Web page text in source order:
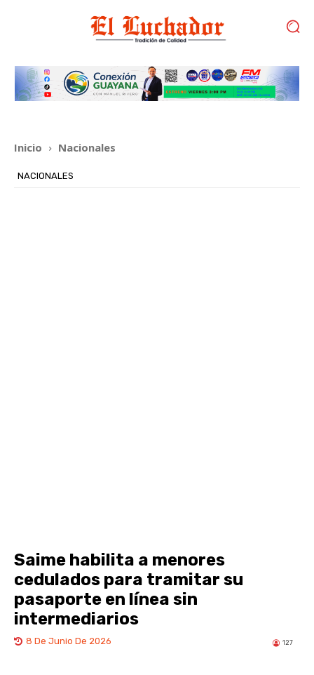
Inicio Nacionales
NACIONALES
Saime habilita a menores
cedulados para tramitar su
pasaporte en línea sin
intermediarios
8 De Junio De 2026 127